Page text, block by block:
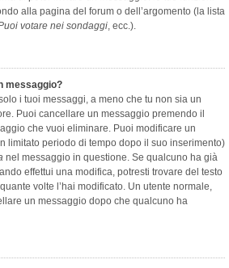
alla pagina del forum o dell’argomento (la lista
votare nei sondaggi, ecc.).
messaggio?
i tuoi messaggi, a meno che tu non sia un
Puoi cancellare un messaggio premendo il
che vuoi eliminare. Puoi modificare un
limitato periodo di tempo dopo il suo inserimento)
nel messaggio in questione. Se qualcuno ha già
effettui una modifica, potresti trovare del testo
volte l’hai modificato. Un utente normale,
un messaggio dopo che qualcuno ha